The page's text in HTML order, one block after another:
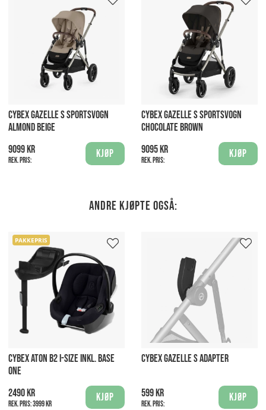
CYBEX GAZELLE S SPORTSVOGN
ALMOND BEIGE
9099 kr
Rek. pris:
Kjøp
CYBEX GAZELLE S SPORTSVOGN
CHOCOLATE BROWN
9095 kr
Rek. pris:
Kjøp
Andre kjøpte også:
PAKKEPRIS
CYBEX ATON B2 I-SIZE INKL. BASE
ONE
2490 kr
Rek. pris:3999 kr
Kjøp
CYBEX GAZELLE S ADAPTER
599 kr
Rek. pris:
Kjøp